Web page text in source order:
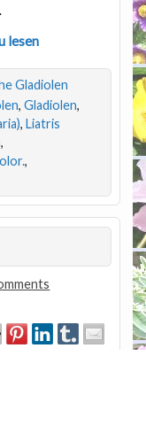
lesen
Gladiolen
, Gladiolen,
, Liatris
,
,